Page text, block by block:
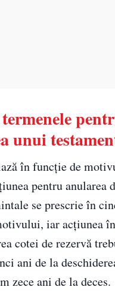
unui
în funcție de
pentru anularea
se prescrie în
iar acțiunea
cotei de rezervă
ani de la
zece ani de la deces.